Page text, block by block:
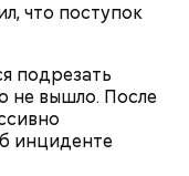
что поступок
подрезать
не вышло. После
инциденте
нарушений
ремней
нарушений